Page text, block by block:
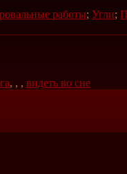
работы; Угли;
, , , видеть во сне